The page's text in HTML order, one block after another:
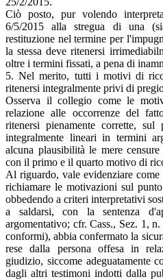
Ciò posto, pur volendo
6/5/2015 alla stregua di una
restituzione nel termine per
la stessa deve ritenersi
oltre i termini fissati, a pena di
5. Nel merito, tutti i motivi di
ritenersi integralmente privi di
Osserva il collegio come le
relazione alle occorrenze del
ritenersi pienamente corrette,
integralmente lineari in termini
alcuna plausibilità le mere
con il primo e il quarto motivo di
Al riguardo, vale evidenziare
richiamare le motivazioni sul
obbedendo a criteri interpretativi
a saldarsi, con la sentenza
argomentativo; cfr. Cass., Sez. 1,
conformi), abbia confermato la
rese dalla persona offesa in
giudizio, siccome adeguatamente
dagli altri testimoni indotti dalla